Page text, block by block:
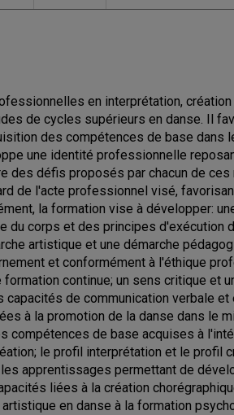
en interprétation,
de cycles supérieurs en danse. Il
des compétences de base dans
une identité professionnelle
des défis proposés par chacun de ces
de l'acte professionnel visé,
la formation vise à développer:
du corps et des principes d'exécution
artistique et une démarche
et conformément à l'éthique
continue; un sens critique et
de communication verbale
à la promotion de la danse dans le
compétences de base acquises à
le profil interprétation et le profil
apprentissages permettant de
liées à la création
en danse à la formation